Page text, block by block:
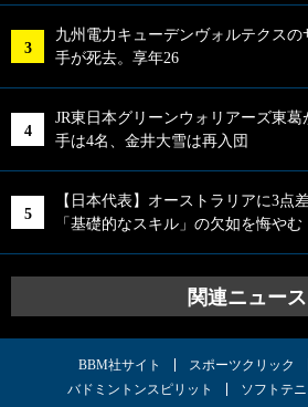
九州電力キューデンヴォルテクス
手が死去。享年26
JR東日本グリーンウォリアーズ東
手は4名、金井大雪は再入団
【日本代表】オーストラリアに3点
「基礎的なスキル」の欠如を悔やむ
関連ニュース
BBM社サイト スポーツクリック
バドミントンスピリット
ソフトテ